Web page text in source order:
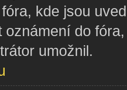
kde jsou
oznámení do
umožnil.